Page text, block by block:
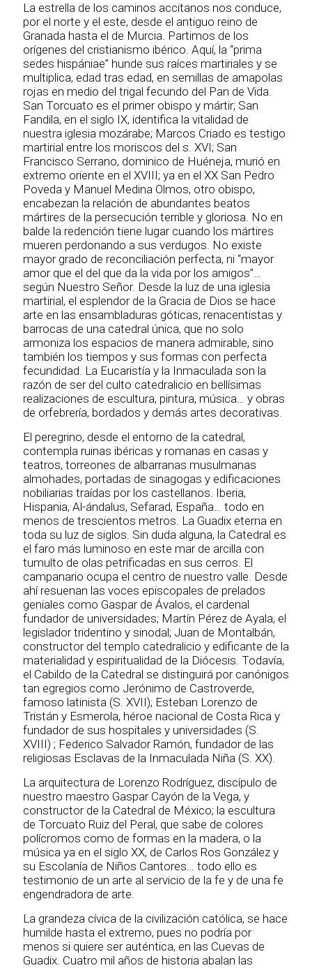
La estrella de los caminos accitanos nos conduce,
por el norte y el este, desde el antiguo reino de
Granada hasta el de Murcia. Partimos de los
orígenes del cristianismo ibérico. Aquí, la “prima
sedes hispániae” hunde sus raíces martiriales y se
multiplica, edad tras edad, en semillas de amapolas
rojas en medio del trigal fecundo del Pan de Vida.
San Torcuato es el primer obispo y mártir; San
Fandila, en el siglo IX, identifica la vitalidad de
nuestra iglesia mozárabe; Marcos Criado es testigo
martirial entre los moriscos del s. XVI; San
Francisco Serrano, dominico de Huéneja, murió en
extremo oriente en el XVIII; ya en el XX San Pedro
Poveda y Manuel Medina Olmos, otro obispo,
encabezan la relación de abundantes beatos
mártires de la persecución terrible y gloriosa. No en
balde la redención tiene lugar cuando los mártires
mueren perdonando a sus verdugos. No existe
mayor grado de reconciliación perfecta, ni “mayor
amor que el del que da la vida por los amigos”…
según Nuestro Señor. Desde la luz de una iglesia
martirial, el esplendor de la Gracia de Dios se hace
arte en las ensambladuras góticas, renacentistas y
barrocas de una catedral única, que no solo
armoniza los espacios de manera admirable, sino
también los tiempos y sus formas con perfecta
fecundidad. La Eucaristía y la Inmaculada son la
razón de ser del culto catedralicio en bellísimas
realizaciones de escultura, pintura, música… y obras
de orfebrería, bordados y demás artes decorativas.
El peregrino, desde el entorno de la catedral,
contempla ruinas ibéricas y romanas en casas y
teatros, torreones de albarranas musulmanas
almohades, portadas de sinagogas y edificaciones
nobiliarias traídas por los castellanos. Iberia,
Hispania, Al-ándalus, Sefarad, España… todo en
menos de trescientos metros. La Guadix eterna en
toda su luz de siglos. Sin duda alguna, la Catedral es
el faro más luminoso en este mar de arcilla con
tumulto de olas petrificadas en sus cerros. El
campanario ocupa el centro de nuestro valle. Desde
ahí resuenan las voces episcopales de prelados
geniales como Gaspar de Ávalos, el cardenal
fundador de universidades; Martín Pérez de Ayala, el
legislador tridentino y sinodal; Juan de Montalbán,
constructor del templo catedralicio y edificante de la
materialidad y espiritualidad de la Diócesis. Todavía,
el Cabildo de la Catedral se distinguirá por canónigos
tan egregios como Jerónimo de Castroverde,
famoso latinista (S. XVII); Esteban Lorenzo de
Tristán y Esmerola, héroe nacional de Costa Rica y
fundador de sus hospitales y universidades (S.
XVIII) ; Federico Salvador Ramón, fundador de las
religiosas Esclavas de la Inmaculada Niña (S. XX).
La arquitectura de Lorenzo Rodríguez, discípulo de
nuestro maestro Gaspar Cayón de la Vega, y
constructor de la Catedral de México; la escultura
de Torcuato Ruiz del Peral, que sabe de colores
polícromos como de formas en la madera, o la
música ya en el siglo XX, de Carlos Ros González y
su Escolanía de Niños Cantores… todo ello es
testimonio de un arte al servicio de la fe y de una fe
engendradora de arte.
La grandeza cívica de la civilización católica, se hace
humilde hasta el extremo, pues no podría por
menos si quiere ser auténtica, en las Cuevas de
Guadix. Cuatro mil años de historia abalan las